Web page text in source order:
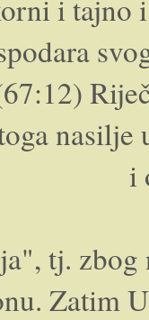
i tajno
i
tj.
Zatim